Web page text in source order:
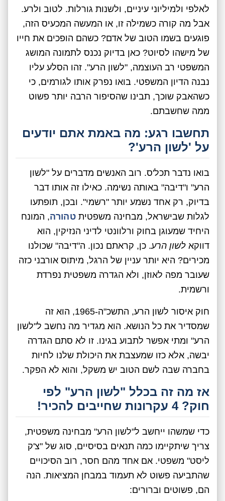
לאלפי ולמיליוני עיניים, ולשנות גורלות. לטוב ולרע.
אבל מה קורה כשמילה זו, או המעשה המכעיס הזה,
פוגעים בשמו הטוב של אדם? כשהם הופכים את חייו
של מישהו לסיוט? כאן בדיוק נכנס לתמונה המושג
המשפטי רב העוצמה, "לשון הרע". זהו הסלע עליו
נבנה הדיון המשפטי. בואו נפרק אותו לגורמים, כי
כשהאבק שוכך, תבינו שהסיפור הרבה יותר פשוט
ממה שחשבתם.
תחשבו רגע: מה באמת אתם יודעים
על 'לשון הרע'?
בואו נדבר תכל'ס. רוב האנשים מדברים על "לשון
הרע" ו"דיבה" באותה נשימה. כאילו זה אותו דבר
בדיוק, רק אחד נשמע יותר "רשמי". ובכן, תופתעו
לגלות שבישראל, מבחינה משפטית טהורה, המונח
היחיד שמעוגן בחוק ורלוונטי לדיני הנזיקין, הוא
דווקא לשון הרע. כן, קראתם נכון. ה"דיבה" שכולנו
מכירים? היא יותר עניין של הרגל, מיתוס אורבני כזה
שעובר מפה לאוזן, ולא הגדרה משפטית נפרדת
ורשמית.
חוק איסור לשון הרע, התשכ"ה-1965, הוא זה
שמסדיר את כל הנושא. הוא מגדיר מה נחשב ל"לשון
הרע" ומתי אפשר לתבוע בגינו. זו לא סתם הגדרה
יבשה, אלא כזו שמעצבת את היכולת שלנו לחיות
בחברה שבה לשם הטוב יש משקל, והוא לא הפקר.
אז מה זה בכלל "לשון הרע" לפי
חוק? 4 עקרונות שחייבים להכיר!
כדי שמשהו ייחשב ל"לשון הרע" מבחינה משפטית,
צריך שיתקיימו כמה תנאים בסיסיים, סוג של "צ'ק
ליסט" משפטי. אם אחד מהם חסר, רוב הסיכויים
שהתביעה פשוט לא תעמוד במבחן המציאות. הנה
הם, פשוטים וברורים: